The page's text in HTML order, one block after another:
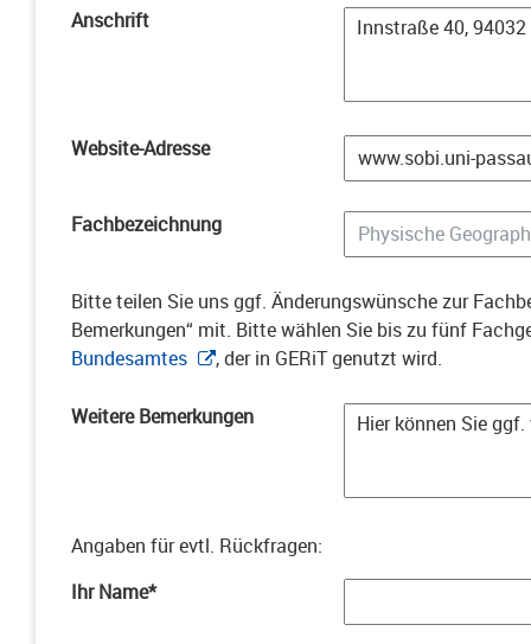
Anschrift
Website-Adresse
Fachbezeichnung
Bitte teilen Sie uns ggf. Änderungswünsche zur
Bemerkungen“ mit. Bitte wählen Sie bis zu fünf
Bundesamtes
, der in GERiT genutzt wird.
Weitere Bemerkungen
Angaben für evtl. Rückfragen:
Ihr Name*